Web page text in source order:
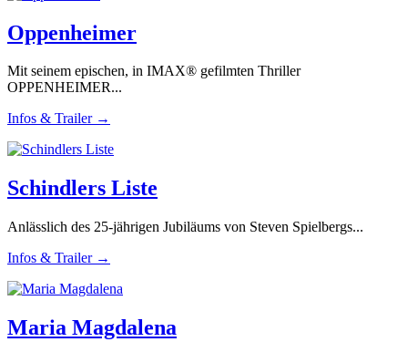
Oppenheimer
Mit seinem epischen, in IMAX® gefilmten Thriller
OPPENHEIMER...
Infos & Trailer →
Schindlers Liste
Anlässlich des 25-jährigen Jubiläums von Steven Spielbergs...
Infos & Trailer →
Maria Magdalena